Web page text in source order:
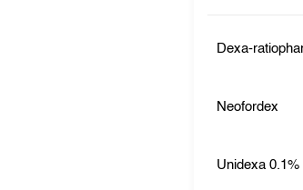
Dexa-
Neofordex
Unidexa 0.1%